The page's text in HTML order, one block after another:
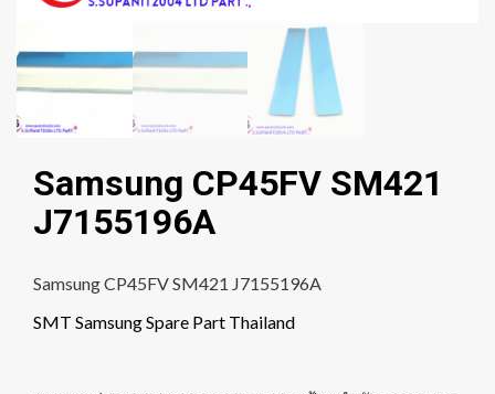
Samsung CP45FV SM421
J7155196A
Samsung CP45FV SM421 J7155196A
SMT Samsung Spare Part Thailand